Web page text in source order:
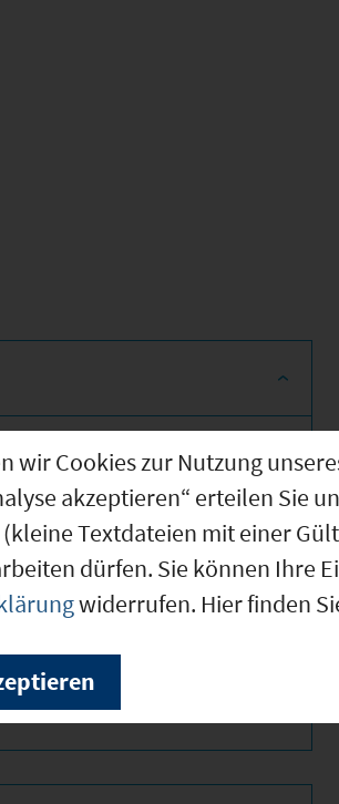
Cookies zur Nutzung
akzeptieren“ erteilen Sie
Textdateien mit einer
dürfen. Sie können Ihre
widerrufen. Hier finden